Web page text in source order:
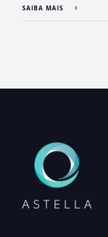
SAIBA MAIS